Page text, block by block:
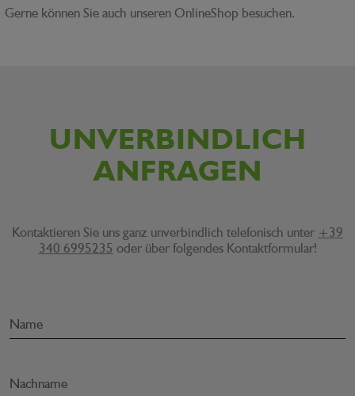
Gerne können Sie auch unseren OnlineShop besuchen.
UNVERBINDLICH
ANFRAGEN
Kontaktieren Sie uns ganz unverbindlich telefonisch unter +39
340 6995235 oder über folgendes Kontaktformular!
Name
Nachname